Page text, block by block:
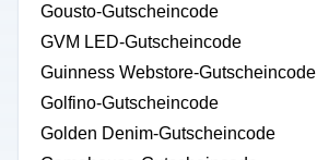
Gousto-Gutscheincode
GVM LED-Gutscheincode
Guinness Webstore-Gutscheincode
Golfino-Gutscheincode
Golden Denim-Gutscheincode